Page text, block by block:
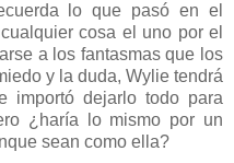
lo que pasó en el
cosa el uno por el
a los fantasmas que los
y la duda, Wylie tendrá
importó dejarlo todo para
¿haría lo mismo por un
sean como ella?